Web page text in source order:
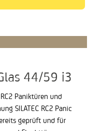
44/59 i3
Paniktüren und
SILATEC RC2 Panic
geprüft und für